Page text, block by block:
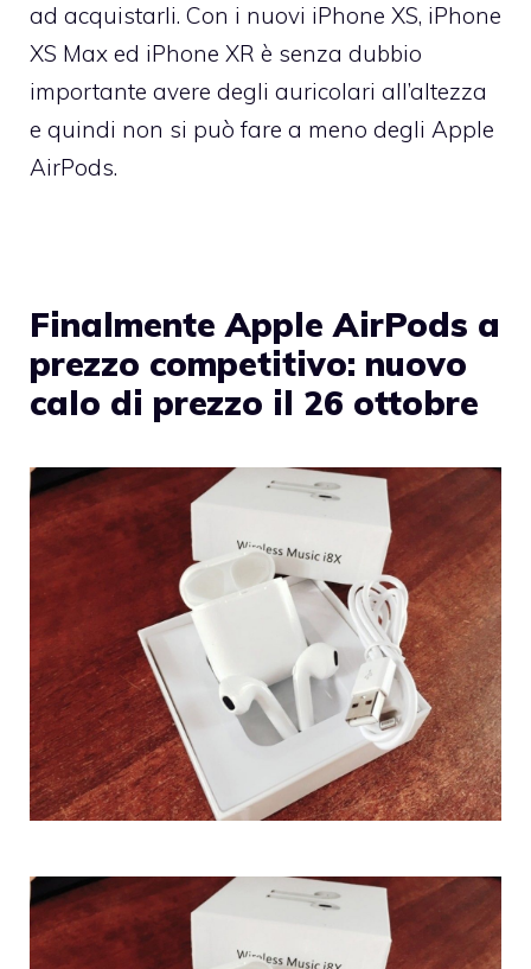
ad acquistarli. Con i nuovi iPhone XS, iPhone
XS Max ed iPhone XR è senza dubbio
importante avere degli auricolari all’altezza
e quindi non si può fare a meno degli Apple
AirPods.
Finalmente Apple AirPods a
prezzo competitivo: nuovo
calo di prezzo il 26 ottobre